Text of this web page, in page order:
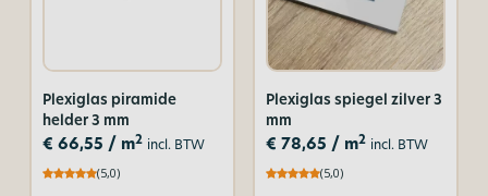
Plexiglas piramide
helder 3 mm
€ 66,55 / m2 incl. BTW
(5,0)
Plexiglas spiegel zilver 3
mm
€ 78,65 / m2 incl. BTW
(5,0)